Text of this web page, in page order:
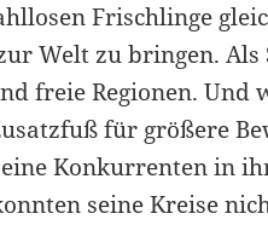
Frischlinge
Welt zu bringen.
freie Regionen. Und
für größere
Konkurrenten in
seine Kreise